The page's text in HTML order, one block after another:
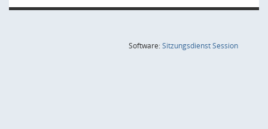
Software:SitzungsdienstSession(Wird in